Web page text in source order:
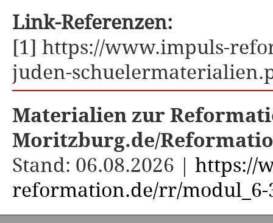
Link-Referenzen:
[1] https://www.impuls-
juden-
Materialien zur
Moritzburg.de/
Stand: 06.08.2026 | https://
reformation.de/rr/